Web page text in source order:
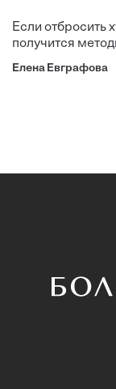
Если отбросить
получится
Елена Евграфова